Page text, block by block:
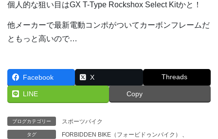
個人的な狙い目はGX T-Type Rockshox Select Kitかと！
他メーカーで最新電動コンポがついてカーボンフレームだ
ともっと高いので…
Facebook X Threads
LINE Copy
ブログカテゴリー スポーツバイク
タグ FORBIDDEN BIKE（フォービドゥンバイク）
、